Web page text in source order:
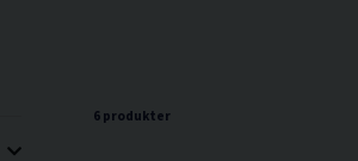
6 produkter